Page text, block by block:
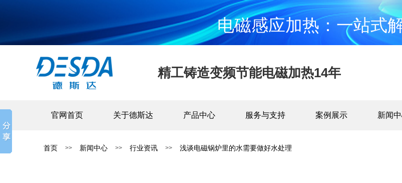
电磁感应加热：一站式
精工铸造变频节能电磁加热14年
官网首页 关于德斯达 产品中心 服务与支持 案例展示 新闻
首页 >> 新闻中心 >> 行业资讯 >> 浅谈电磁锅炉里的水需要做好水处理